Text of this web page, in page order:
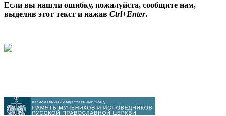
Если вы нашли ошибку, пожалуйста, сообщите нам,
выделив этот текст и нажав Ctrl+Enter.